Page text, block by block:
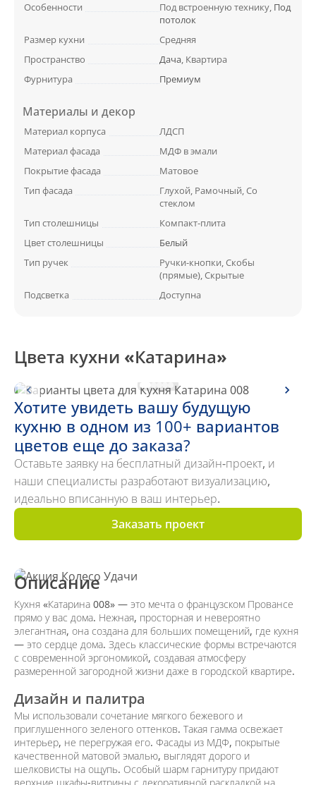
Особенности
Под встроенную технику, Под
потолок
Размер кухни
Средняя
Пространство
Дача, Квартира
Фурнитура
Премиум
Материалы и декор
Материал корпуса
ЛДСП
Материал фасада
МДФ в эмали
Покрытие фасада
Матовое
Тип фасада
Глухой, Рамочный, Со
стеклом
Тип столешницы
Компакт-плита
Цвет столешницы
Белый
Тип ручек
Ручки-кнопки, Скобы
(прямые), Скрытые
Подсветка
Доступна
Цвета кухни «Катарина»
Хотите увидеть вашу будущую
кухню в одном из 100+ вариантов
цветов еще до заказа?
Оставьте заявку на бесплатный дизайн-проект, и
наши специалисты разработают визуализацию,
идеально вписанную в ваш интерьер.
Заказать проект
Описание
Кухня «Катарина 008» — это мечта о французском Провансе
прямо у вас дома. Нежная, просторная и невероятно
элегантная, она создана для больших помещений, где кухня
— это сердце дома. Здесь классические формы встречаются
с современной эргономикой, создавая атмосферу
размеренной загородной жизни даже в городской квартире.
Дизайн и палитра
Мы использовали сочетание мягкого бежевого и
приглушенного зеленого оттенков. Такая гамма освежает
интерьер, не перегружая его. Фасады из МДФ, покрытые
качественной матовой эмалью, выглядят дорого и
шелковисты на ощупь. Особый шарм гарнитуру придают